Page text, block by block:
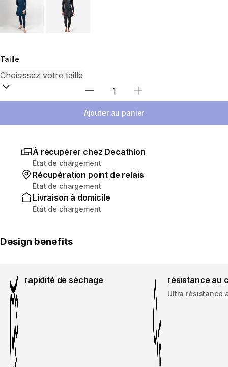
Taille
Sélectionnez la quantité
Ajouter au panier
À récupérer chez Decathlon
État de chargement
Récupération point de relais
État de chargement
Livraison à domicile
État de chargement
Design benefits
rapidité de séchage résistance au
Ultra résistance